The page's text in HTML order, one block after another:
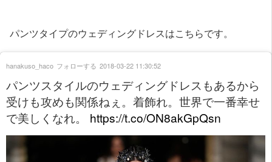
パンツタイプのウェディングドレスはこちらです。
パンツスタイルのウェディングドレスもあるから
受けも攻めも関係ねぇ。着飾れ。世界で一番幸せ
で美しくなれ。 https://t.co/ON8akGpQsn
hanakuso_haco フォローする 2018-03-22 11:30:52